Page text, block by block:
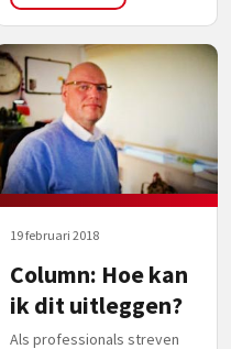
19 februari 2018
Column: Hoe kan
ik dit uitleggen?
Als professionals streven